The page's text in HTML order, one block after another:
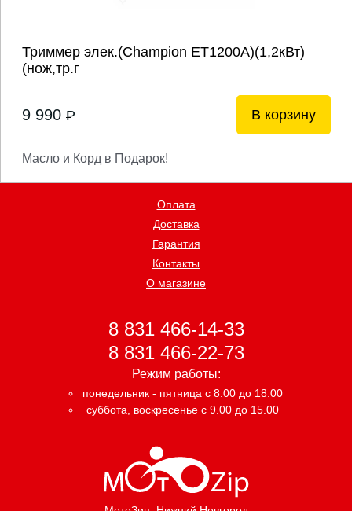
Триммер элек.(Champion ET1200A)(1,2кВт)
(нож,тр.г
9 990 P В корзину
Масло и Корд в Подарок!
Оплата
Доставка
Гарантия
Контакты
О магазине
8 831 466-14-33
8 831 466-22-73
Режим работы:
понедельник - пятница с 8.00 до 18.00
суббота, воскресенье с 9.00 до 15.00